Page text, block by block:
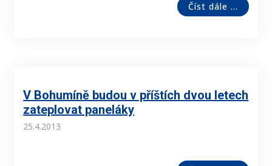
Číst dále ...
V Bohumíně budou v příštích dvou letech
zateplovat paneláky
25.4.2013